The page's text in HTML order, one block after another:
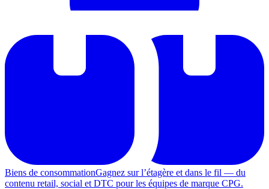
Biens de consommationGagnez sur l’étagère et dans le fil — du
contenu retail, social et DTC pour les équipes de marque CPG.